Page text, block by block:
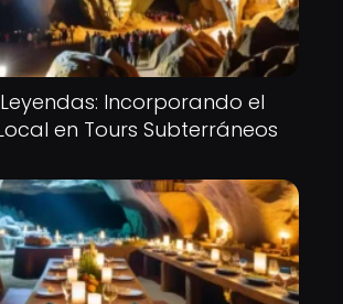
Incorporando el
en Tours Subterráneos